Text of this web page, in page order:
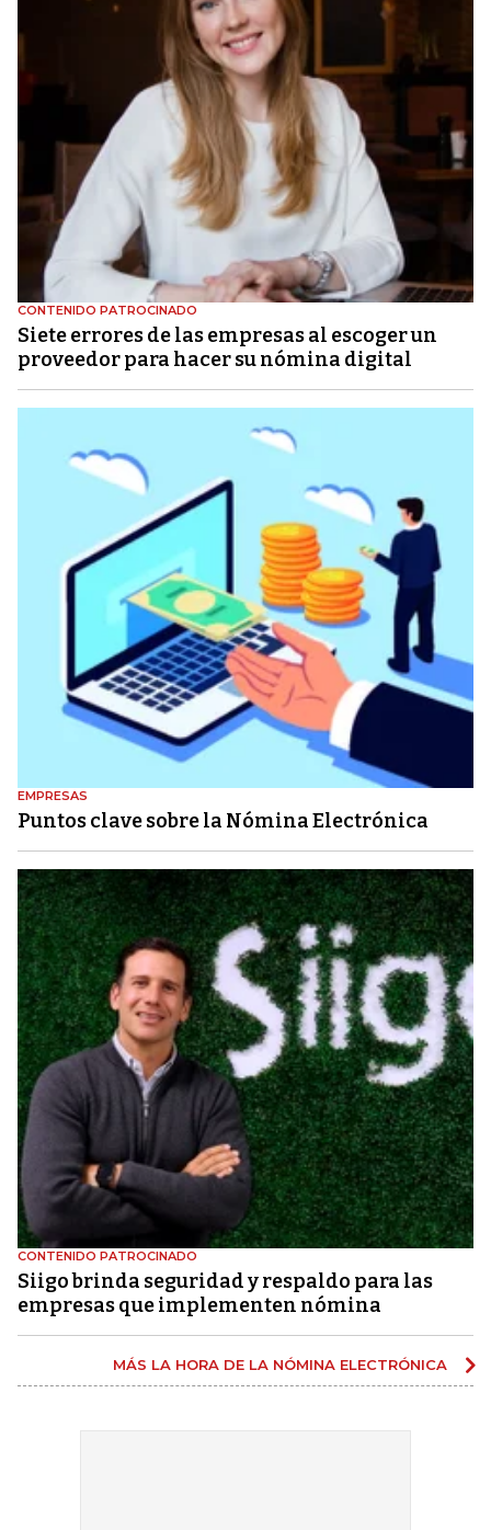
CONTENIDO PATROCINADO
Siete errores de las empresas al escoger un
proveedor para hacer su nómina digital
EMPRESAS
Puntos clave sobre la Nómina Electrónica
CONTENIDO PATROCINADO
Siigo brinda seguridad y respaldo para las
empresas que implementen nómina
MÁS LA HORA DE LA NÓMINA ELECTRÓNICA